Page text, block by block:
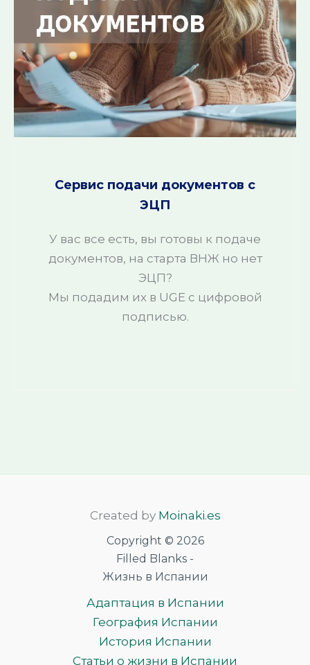
Сервис подачи документов с
ЭЦП
У вас все есть, вы готовы к подаче
документов, на старта ВНЖ но нет
ЭЦП?
Мы подадим их в UGE с цифровой
подписью.
Created by Moinaki.es
Copyright © 2026
Filled Blanks -
Жизнь в Испании
Адаптация в Испании
География Испании
История Испании
Статьи о жизни в Испании